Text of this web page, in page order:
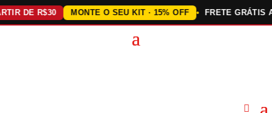
R$30 MONTE O SEU KIT · 15% OFF FRETE GRÁTIS